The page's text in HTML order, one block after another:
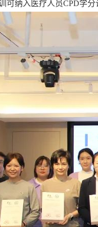
可纳入医疗人员CPD学分